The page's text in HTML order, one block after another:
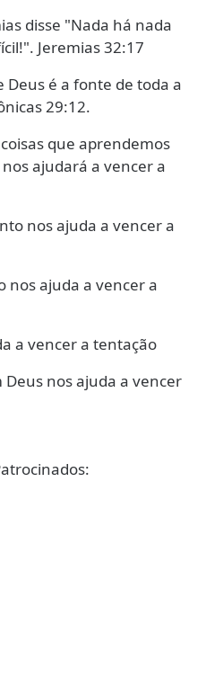
disse "Nada há nada
Jeremias 32:17
Deus é a fonte de toda a
29:12.
que aprendemos
ajudará a vencer a
nos ajuda a vencer a
nos ajuda a vencer a
a vencer a tentação
nos ajuda a vencer